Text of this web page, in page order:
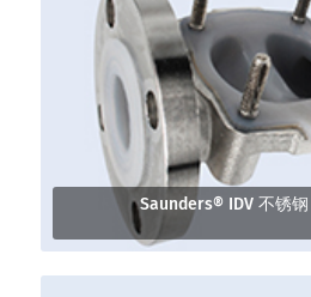
Saunders® IDV 不锈钢